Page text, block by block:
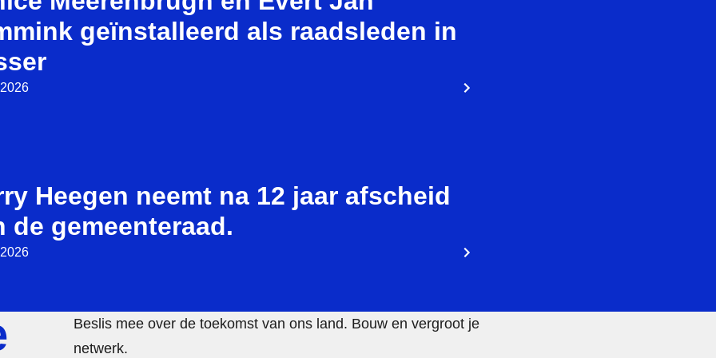
geïnstalleerd als raadsleden in
Heegen neemt na 12 jaar afscheid
de gemeenteraad.
Beslis mee over de toekomst van ons land. Bouw en vergroot je
netwerk.